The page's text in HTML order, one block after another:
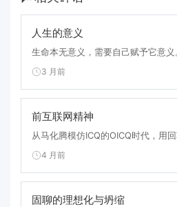
人生的意义
生命本无意义，需要自己赋予它意
3 月前
前互联网精神
从马化腾模仿ICQ的OICQ时代，用
4 月前
固聊的理想化与坍缩